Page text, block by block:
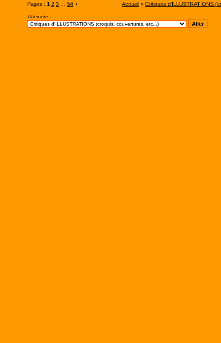
Pages : 1 2 3 54 › Accueil » Critiques d'ILLUSTRATIONS
Atteindre